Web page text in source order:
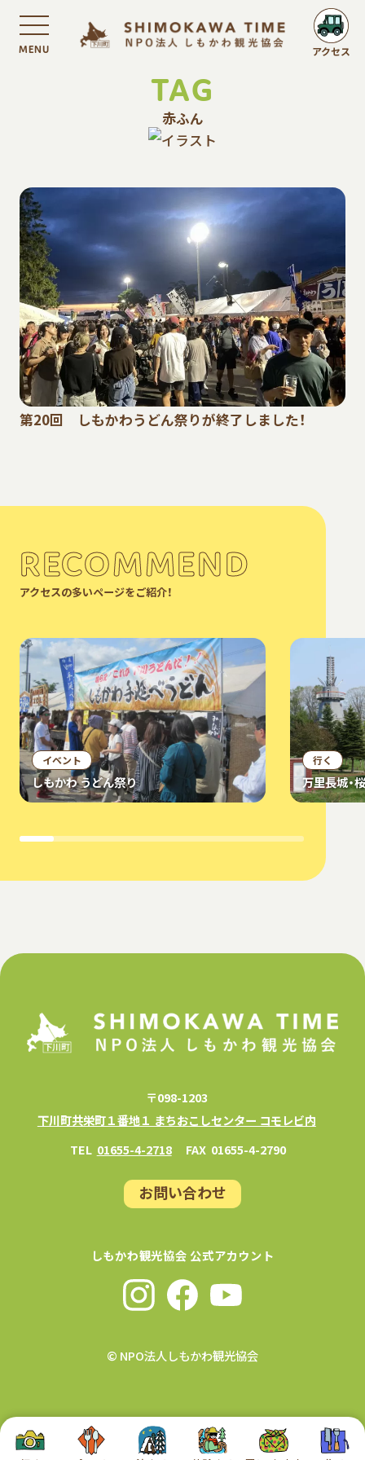
MENU アクセス
TAG
赤ふん
第20回 しもかわうどん祭りが終了しました！
RECOMMEND
アクセスの多いページをご紹介！
イベント
しもかわ うどん祭り
行く
万里長城・
〒098-1203
下川町共栄町１番地１ まちおこしセンター コモレビ内
TEL 01655-4-2718 FAX 01655-4-2790
お問い合わせ
しもかわ観光協会 公式アカウント
© NPO法人しもかわ観光協会